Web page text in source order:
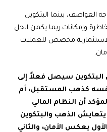
بينما البتكوين
وإمكانات.ربما يكمن الحل
مخصص للعملات
البتكوين سيصل فعلاً إلى
ويثبت نفسه كذهب المستقبل، أم
أن النظام المالي
الذهب والبتكوين
يعكس الأمان، والثاني